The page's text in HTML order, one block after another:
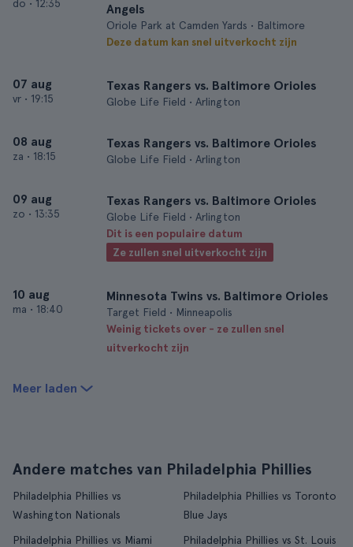
do • 12:35 Angels
Oriole Park at Camden Yards • Baltimore
Deze datum kan snel uitverkocht zijn
07 aug
vr • 19:15
Texas Rangers vs. Baltimore Orioles
Globe Life Field • Arlington
08 aug
za • 18:15
Texas Rangers vs. Baltimore Orioles
Globe Life Field • Arlington
09 aug
zo • 13:35
Texas Rangers vs. Baltimore Orioles
Globe Life Field • Arlington
Dit is een populaire datum
Ze zullen snel uitverkocht zijn
10 aug
ma • 18:40
Minnesota Twins vs. Baltimore Orioles
Target Field • Minneapolis
Weinig tickets over - ze zullen snel
uitverkocht zijn
Meer laden
Andere matches van Philadelphia Phillies
Philadelphia Phillies vs
Washington Nationals
Philadelphia Phillies vs Toronto
Blue Jays
Philadelphia Phillies vs Miami
Philadelphia Phillies vs St. Louis